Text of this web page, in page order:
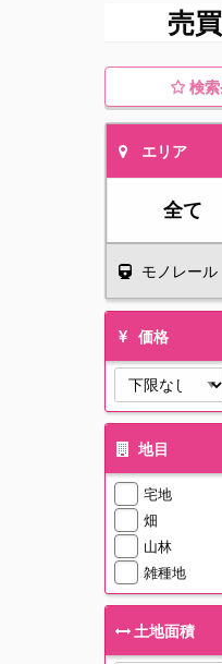
売
検
エリア
全て
モノレール
価格
地目
宅地
畑
山林
雑種地
土地面積